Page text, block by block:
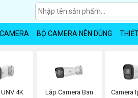
BỘ CAMERA NÊN DÙNG
4K
Lắp Camera Ban
Camera